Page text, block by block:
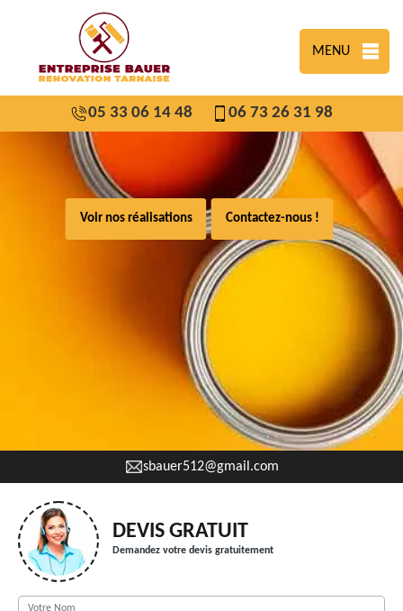
MENU
05 33 06 14 48 06 73 26 31 98
Voir nos réalisations Contactez-nous !
sbauer512@gmail.com
DEVIS GRATUIT
Demandez votre devis gratuitement